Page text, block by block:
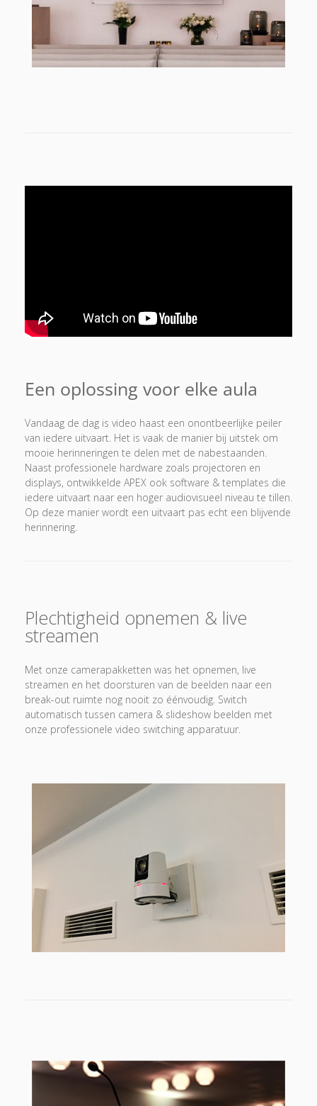
Een oplossing voor elke aula
Vandaag de dag is video haast een onontbeerlijke peiler
van iedere uitvaart. Het is vaak de manier bij uitstek om
mooie herinneringen te delen met de nabestaanden.
Naast professionele hardware zoals projectoren en
displays, ontwikkelde APEX ook software & templates die
iedere uitvaart naar een hoger audiovisueel niveau te tillen.
Op deze manier wordt een uitvaart pas echt een blijvende
herinnering.
Plechtigheid opnemen & live
streamen
Met onze camerapakketten was het opnemen, live
streamen en het doorsturen van de beelden naar een
break-out ruimte nog nooit zo éénvoudig. Switch
automatisch tussen camera & slideshow beelden met
onze professionele video switching apparatuur.